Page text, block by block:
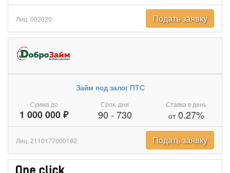
Лиц. 002020 Подать заявку
Сумма до
1 000 000 ₽
Займ под залог ПТС
Срок, дни
90 - 730
Ставка в день
от0.27%
Лиц. 2110177000192 Подать заявку